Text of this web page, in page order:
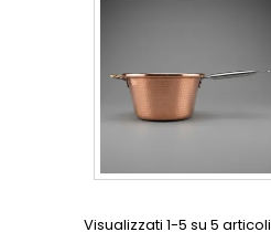
Visualizzati 1-5 su 5 articoli